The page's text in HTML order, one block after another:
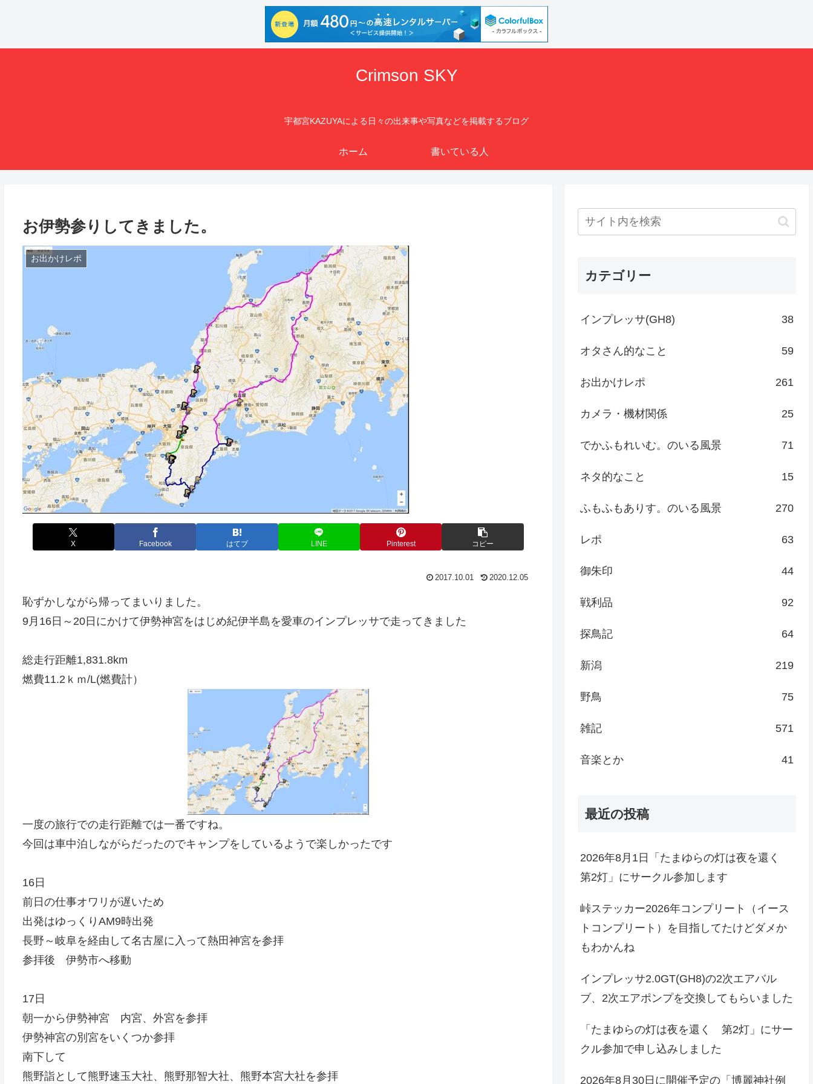
Crimson SKY
宇都宮KAZUYAによる日々の出来事や写真などを掲載するブログ
ホーム 書いている人
お伊勢参りしてきました。
お出かけレポ
X Facebook はてブ LINE Pinterest コピー
2017.10.01 2020.12.05
恥ずかしながら帰ってまいりました。
9月16日～20日にかけて伊勢神宮をはじめ紀伊半島を愛車のインプレッサで走ってきました
総走行距離1,831.8km
燃費11.2ｋｍ/L(燃費計）
一度の旅行での走行距離では一番ですね。
今回は車中泊しながらだったのでキャンプをしているようで楽しかったです
16日
前日の仕事オワリが遅いため
出発はゆっくりAM9時出発
長野～岐阜を経由して名古屋に入って熱田神宮を参拝
参拝後 伊勢市へ移動
17日
朝一から伊勢神宮 内宮、外宮を参拝
伊勢神宮の別宮をいくつか参拝
南下して
熊野詣として熊野速玉大社、熊野那智大社、熊野本宮大社を参拝
カテゴリー
インプレッサ(GH8) 38
オタさん的なこと 59
お出かけレポ 261
カメラ・機材関係 25
でかふもれいむ。のいる風景 71
ネタ的なこと 15
ふもふもありす。のいる風景 270
レポ 63
御朱印 44
戦利品 92
探鳥記 64
新潟 219
野鳥 75
雑記 571
音楽とか 41
最近の投稿
2026年8月1日「たまゆらの灯は夜を還く
第2灯」にサークル参加します
峠ステッカー2026年コンプリート（イース
トコンプリート）を目指してたけどダメか
もわかんね
インプレッサ2.0GT(GH8)の2次エアバル
ブ、2次エアポンプを交換してもらいました
「たまゆらの灯は夜を還く 第2灯」にサー
クル参加で申し込みしました
2026年8月30日に開催予定の「博麗神社例